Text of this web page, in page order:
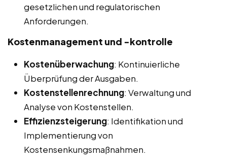
gesetzlichen und regulatorischen
Anforderungen.
Kostenmanagement und -kontrolle
Kostenüberwachung: Kontinuierliche
Überprüfung der Ausgaben.
Kostenstellenrechnung: Verwaltung und
Analyse von Kostenstellen.
Effizienzsteigerung: Identifikation und
Implementierung von
Kostensenkungsmaßnahmen.